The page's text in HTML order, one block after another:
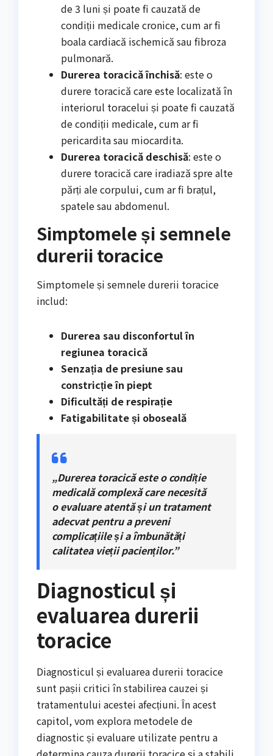
de 3 luni și poate fi cauzată de
condiții medicale cronice, cum ar fi
boala cardiacă ischemică sau fibroza
pulmonară.
Durerea toracică închisă: este o
durere toracică care este localizată în
interiorul toracelui și poate fi cauzată
de condiții medicale, cum ar fi
pericardita sau miocardita.
Durerea toracică deschisă: este o
durere toracică care iradiază spre alte
părți ale corpului, cum ar fi brațul,
spatele sau abdomenul.
Simptomele și semnele
durerii toracice
Simptomele și semnele durerii toracice
includ:
Durerea sau disconfortul în
regiunea toracică
Senzația de presiune sau
constricție în piept
Dificultăți de respirație
Fatigabilitate și oboseală
„Durerea toracică este o condiție
medicală complexă care necesită
o evaluare atentă și un tratament
adecvat pentru a preveni
complicațiile și a îmbunătăți
calitatea vieții pacienților.”
Diagnosticul și
evaluarea durerii
toracice
Diagnosticul și evaluarea durerii toracice
sunt pașii critici în stabilirea cauzei și
tratamentului acestei afecțiuni. În acest
capitol, vom explora metodele de
diagnostic și evaluare utilizate pentru a